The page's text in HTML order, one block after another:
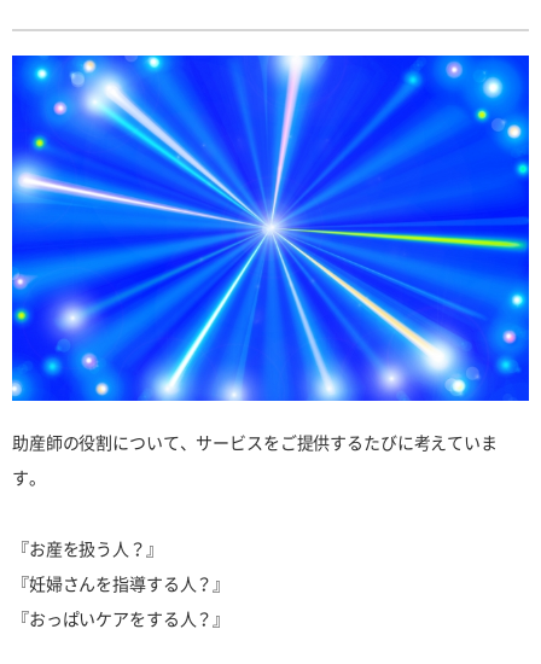
助産師の役割について、サービスをご提供するたびに考えていま
す。
『お産を扱う人？』
『妊婦さんを指導する人？』
『おっぱいケアをする人？』